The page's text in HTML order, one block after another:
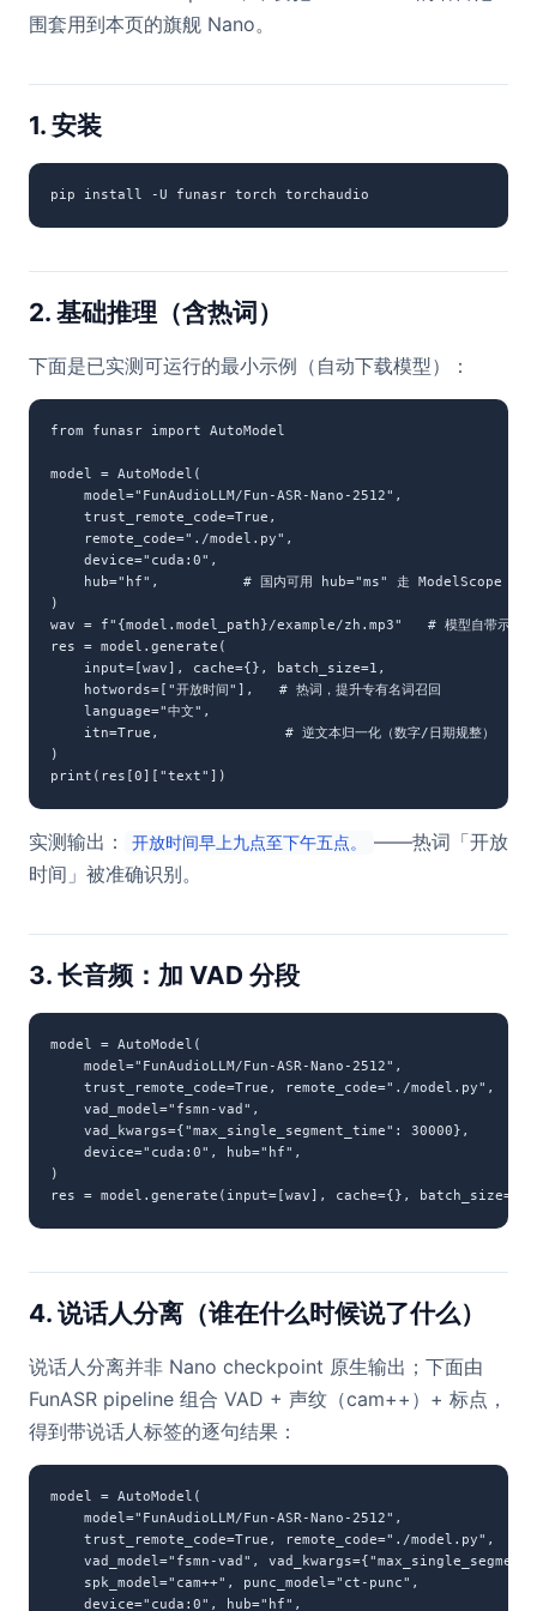
围套用到本页的旗舰 Nano。
1. 安装
pip install -U funasr torch torchaudio
2. 基础推理（含热词）
下面是已实测可运行的最小示例（自动下载模型）：
from funasr import AutoModel
model = AutoModel(
    model="FunAudioLLM/Fun-ASR-Nano-2512",
    trust_remote_code=True,
    remote_code="./model.py",
    device="cuda:0",
    hub="hf",          # 国内可用 hub="ms" 走 ModelScope
)
wav = f"{model.model_path}/example/zh.mp3"   # 模型自带示例音
res = model.generate(
    input=[wav], cache={}, batch_size=1,
    hotwords=["开放时间"],   # 热词，提升专有名词召回
    language="中文",
    itn=True,               # 逆文本归一化（数字/日期规整）
)
print(res[0]["text"])
实测输出： 开放时间早上九点至下午五点。
——热词「开放
时间」被准确识别。
3. 长音频：加 VAD 分段
model = AutoModel(
    model="FunAudioLLM/Fun-ASR-Nano-2512",
    trust_remote_code=True, remote_code="./model.py",
    vad_model="fsmn-vad",
    vad_kwargs={"max_single_segment_time": 30000},
    device="cuda:0", hub="hf",
)
res = model.generate(input=[wav], cache={}, batch_size=1,
4. 说话人分离（谁在什么时候说了什么）
说话人分离并非 Nano checkpoint 原生输出；下面由
FunASR pipeline 组合 VAD + 声纹（cam++）+ 标点，
得到带说话人标签的逐句结果：
model = AutoModel(
    model="FunAudioLLM/Fun-ASR-Nano-2512",
    trust_remote_code=True, remote_code="./model.py",
vad_model="fsmn-vad",
    spk_model="cam++", punc_model="ct-punc",
    device="cuda:0", hub="hf",